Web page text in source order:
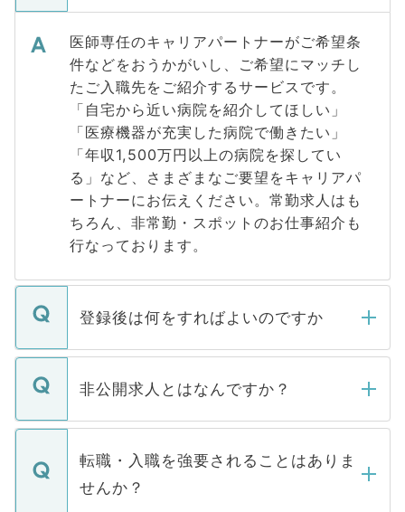
医師専任のキャリアパートナーがご希望条
件などをおうかがいし、ご希望にマッチし
たご入職先をご紹介するサービスです。
「自宅から近い病院を紹介してほしい」
「医療機器が充実した病院で働きたい」
「年収1,500万円以上の病院を探してい
る」など、さまざまなご要望をキャリアパ
ートナーにお伝えください。常勤求人はも
ちろん、非常勤・スポットのお仕事紹介も
行なっております。
登録後は何をすればよいのですか
ご登録いただきましたら、弊社担当者がご
登録内容を確認し、その後メールもしくは
ます。通常、5営業日以内にはご連絡をせて
いただきますので、しばらくお待ちくださ
非公開求人とはなんですか？
マイナビDOCTORで取り扱っている求人の
うち約3割は、Webサイトからご覧いただ
けない「非公開求人」です。非公開求人は
下記の理由によって、一般には公開してい
転職・入職を強要されることはありま
せんか？